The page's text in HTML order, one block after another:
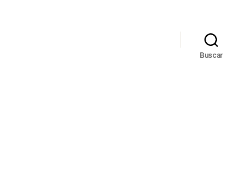
Buscar